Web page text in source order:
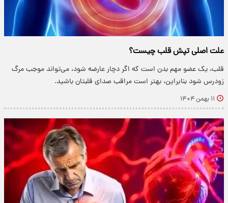
علت اصلی تپش قلب چیست؟
قلب، یک عضو مهم بدن است که اگر دچار عارضه شود، می‌تواند موجب مرگ
زودرس شود بنابراین، بهتر است مراقب صدای قلبتان باشید.
۱۱ بهمن ۱۴۰۴